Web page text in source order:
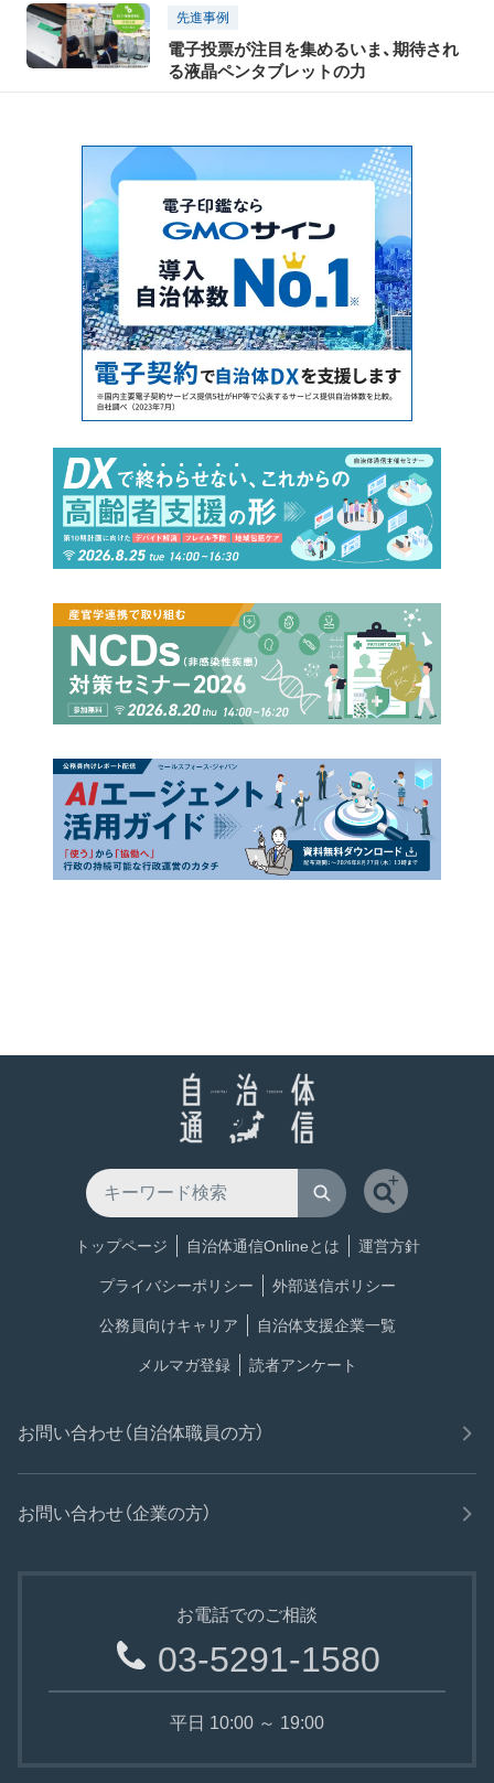
先進事例
電子投票が注目を集めるいま、期待され
る液晶ペンタブレットの力
トップページ 自治体通信Onlineとは 運営方針
プライバシーポリシー 外部送信ポリシー
公務員向けキャリア 自治体支援企業一覧
メルマガ登録 読者アンケート
お問い合わせ（自治体職員の方）
お問い合わせ（企業の方）
お電話でのご相談
03-5291-1580
平日 10:00 ～ 19:00